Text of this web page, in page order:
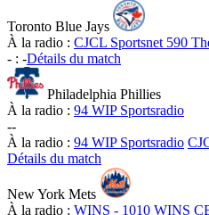
Toronto Blue Jays
À la radio : CJCL Sportsnet 590
- : -Détails du match
Philadelphia Phillies
À la radio : 94 WIP Sportsradio
--
À la radio : 94 WIP Sportsradio
Détails du match
New York Mets
À la radio : WINS - 1010 WINS